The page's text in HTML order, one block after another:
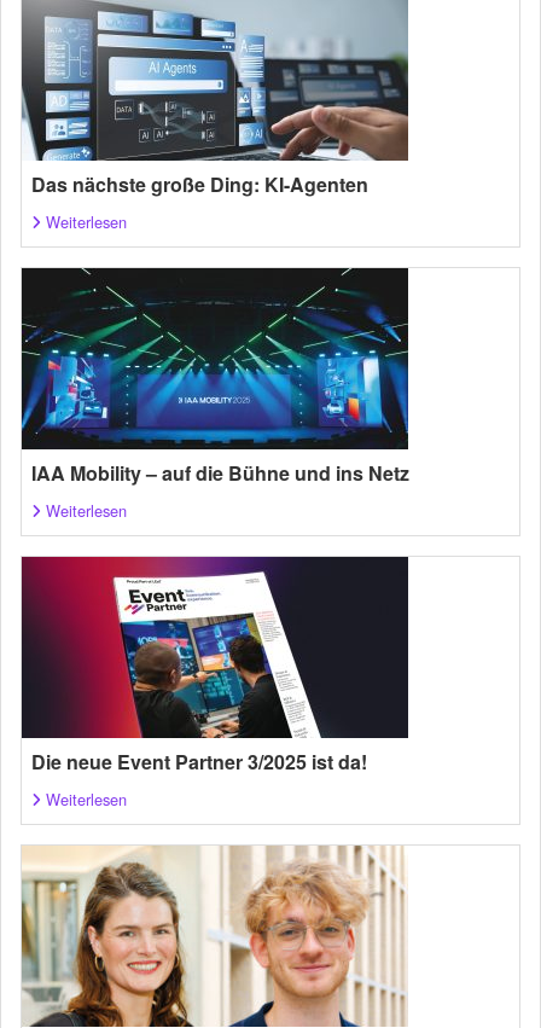
Das nächste große Ding: KI-Agenten
Weiterlesen
IAA Mobility – auf die Bühne und ins Netz
Weiterlesen
Die neue Event Partner 3/2025 ist da!
Weiterlesen